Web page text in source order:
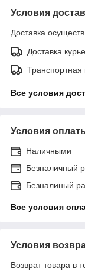
Условия
Доставка
Доставка
Транспортная
Все условия
Условия
Наличными
Безналичный
Безналиный
Все условия
Условия
Возврат товара в